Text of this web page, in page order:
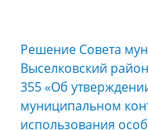
Решение Совета
Выселковский
355 «Об
муниципальном
использования